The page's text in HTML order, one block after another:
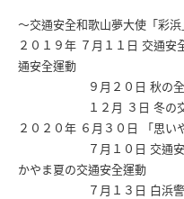
〜交通安全和歌山夢大使「彩
２０１９年 ７月１１日 交通安
通安全運動
９月２０日 秋の全国
１２月 ３日 冬の交
２０２０年 ６月３０日 「思い
７月１０日 交通安全和
かやま夏の交通安全運動
７月１３日 白浜警察署